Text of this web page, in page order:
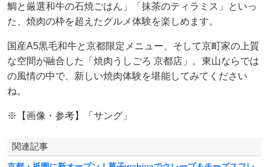
鯛と厳選和牛の石焼ごはん」「抹茶のティラミス」といっ
た、焼肉の枠を超えたグルメ体験を楽しめます。
国産A5黒毛和牛と京都限定メニュー、そして京町家の上質
な空間が融合した「焼肉うしごろ 京都店」。東山ならでは
の風情の中で、新しい焼肉体験を堪能してみてください
ね。
※【画像・参考】「サング」
関連記事